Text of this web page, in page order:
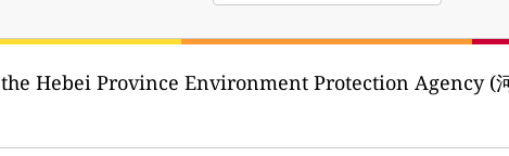
the Hebei Province Environment Protection Agency (